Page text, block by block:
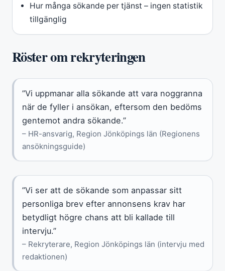
Hur många sökande per tjänst – ingen statistik
tillgänglig
Röster om rekryteringen
”Vi uppmanar alla sökande att vara noggranna
när de fyller i ansökan, eftersom den bedöms
gentemot andra sökande.”
– HR-ansvarig, Region Jönköpings län (Regionens
ansökningsguide)
”Vi ser att de sökande som anpassar sitt
personliga brev efter annonsens krav har
betydligt högre chans att bli kallade till
intervju.”
– Rekryterare, Region Jönköpings län (intervju med
redaktionen)